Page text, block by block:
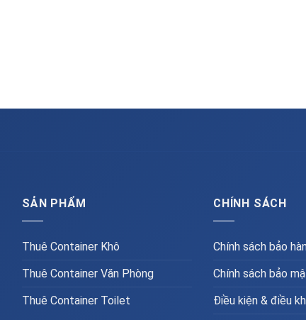
SẢN PHẨM
Thuê Container Khô
Thuê Container Văn Phòng
Thuê Container Toilet
CHÍNH SÁCH
Chính sách bảo
Chính sách bảo
Điều kiện & điều